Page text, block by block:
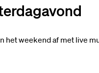
het weekend af met live